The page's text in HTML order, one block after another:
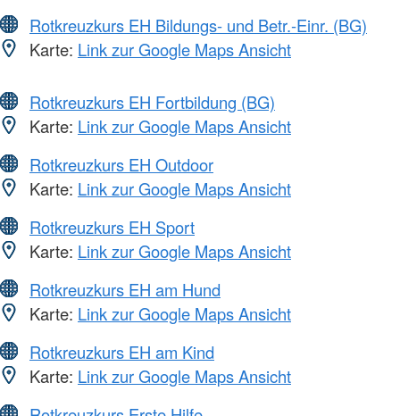
Rotkreuzkurs EH Bildungs- und Betr.-Einr. (BG)
Karte: Link zur Google Maps Ansicht
Rotkreuzkurs EH Fortbildung (BG)
Karte: Link zur Google Maps Ansicht
Rotkreuzkurs EH Outdoor
Karte: Link zur Google Maps Ansicht
Rotkreuzkurs EH Sport
Karte: Link zur Google Maps Ansicht
Rotkreuzkurs EH am Hund
Karte: Link zur Google Maps Ansicht
Rotkreuzkurs EH am Kind
Karte: Link zur Google Maps Ansicht